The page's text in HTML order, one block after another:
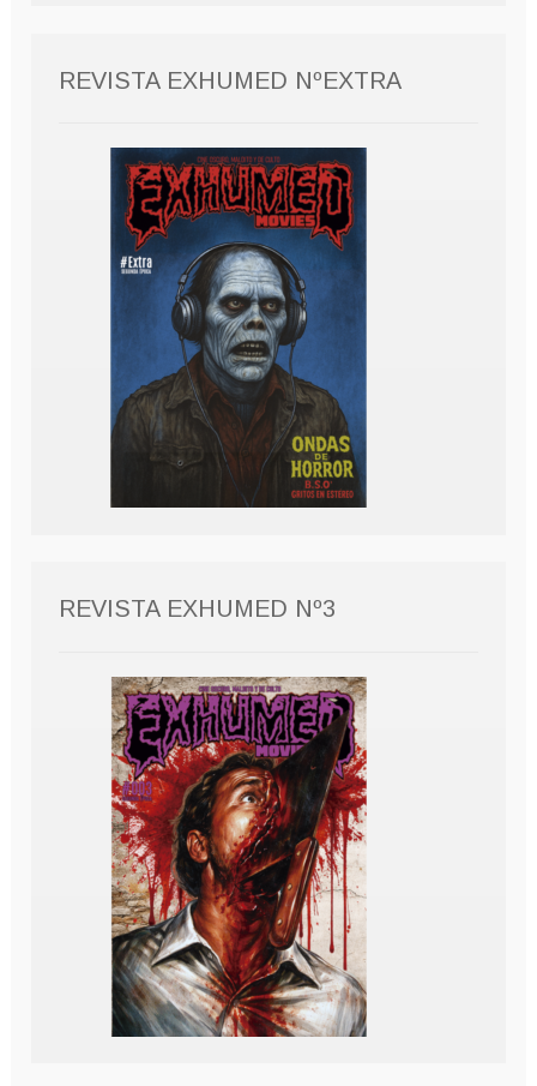
REVISTA EXHUMED NºEXTRA
REVISTA EXHUMED Nº3